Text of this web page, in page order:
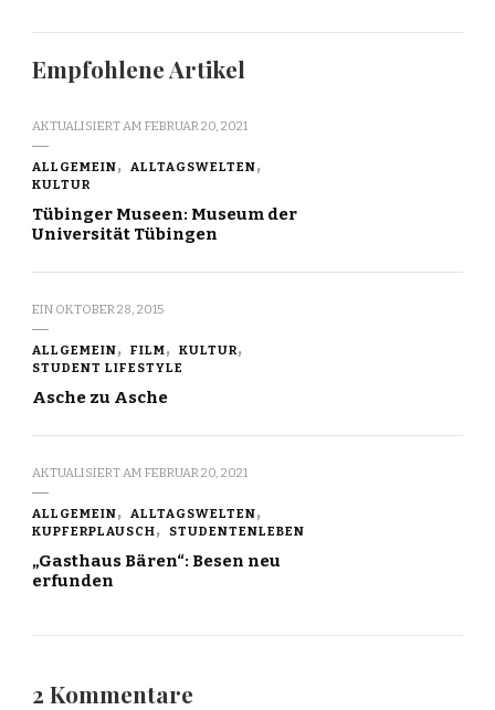
Empfohlene Artikel
AKTUALISIERT AM FEBRUAR 20, 2021
ALLGEMEIN
ALLTAGSWELTEN
KULTUR
Tübinger Museen: Museum der
Universität Tübingen
EIN OKTOBER 28, 2015
ALLGEMEIN FILM
KULTUR
STUDENT LIFESTYLE
Asche zu Asche
AKTUALISIERT AM FEBRUAR 20, 2021
ALLGEMEIN
ALLTAGSWELTEN
KUPFERPLAUSCH
STUDENTENLEBEN
„Gasthaus Bären“: Besen neu
erfunden
2 Kommentare